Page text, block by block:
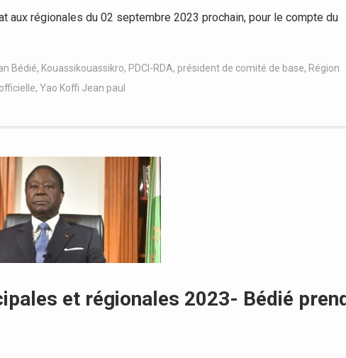
aux régionales du 02 septembre 2023 prochain, pour le compte du
Bédié, Kouassikouassikro, PDCI-RDA, président de comité de base, Région
, Yao Koffi Jean paul
et régionales 2023- Bédié